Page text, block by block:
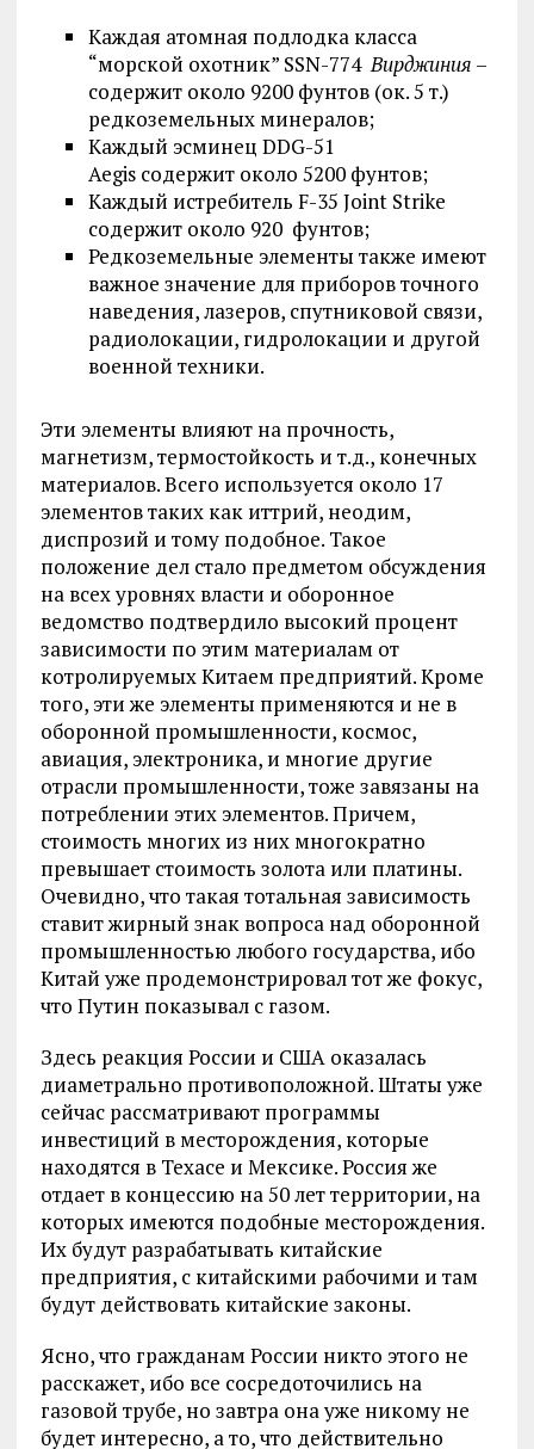
Каждая атомная подлодка класса
“морской охотник” SSN-774Вирджиния –
содержит около 9200 фунтов (ок. 5 т.)
редкоземельных минералов;
Каждый эсминец DDG-51
Aegis содержит около 5200 фунтов;
Каждый истребитель F-35 Joint Strike
содержит около 920 фунтов;
Редкоземельные элементы также имеют
важное значение для приборов точного
наведения, лазеров, спутниковой связи,
радиолокации, гидролокации и другой
военной техники.
Эти элементы влияют на прочность,
магнетизм, термостойкость и т.д., конечных
материалов. Всего используется около 17
элементов таких как иттрий, неодим,
диспрозий и тому подобное. Такое
положение дел стало предметом обсуждения
на всех уровнях власти и оборонное
ведомство подтвердило высокий процент
зависимости по этим материалам от
котролируемых Китаем предприятий. Кроме
того, эти же элементы применяются и не в
оборонной промышленности, космос,
авиация, электроника, и многие другие
отрасли промышленности, тоже завязаны на
потреблении этих элементов. Причем,
стоимость многих из них многократно
превышает стоимость золота или платины.
Очевидно, что такая тотальная зависимость
ставит жирный знак вопроса над оборонной
промышленностью любого государства, ибо
Китай уже продемонстрировал тот же фокус,
что Путин показывал с газом.
Здесь реакция России и США оказалась
диаметрально противоположной. Штаты уже
сейчас рассматривают программы
инвестиций в месторождения, которые
находятся в Техасе и Мексике. Россия же
отдает в концессию на 50 лет территории, на
которых имеются подобные месторождения.
Их будут разрабатывать китайские
предприятия, с китайскими рабочими и там
будут действовать китайские законы.
Ясно, что гражданам России никто этого не
расскажет, ибо все сосредоточились на
газовой трубе, но завтра она уже никому не
будет интересно, а то, что действительно